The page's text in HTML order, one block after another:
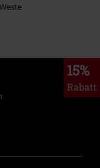
Weste
15%
Rabatt